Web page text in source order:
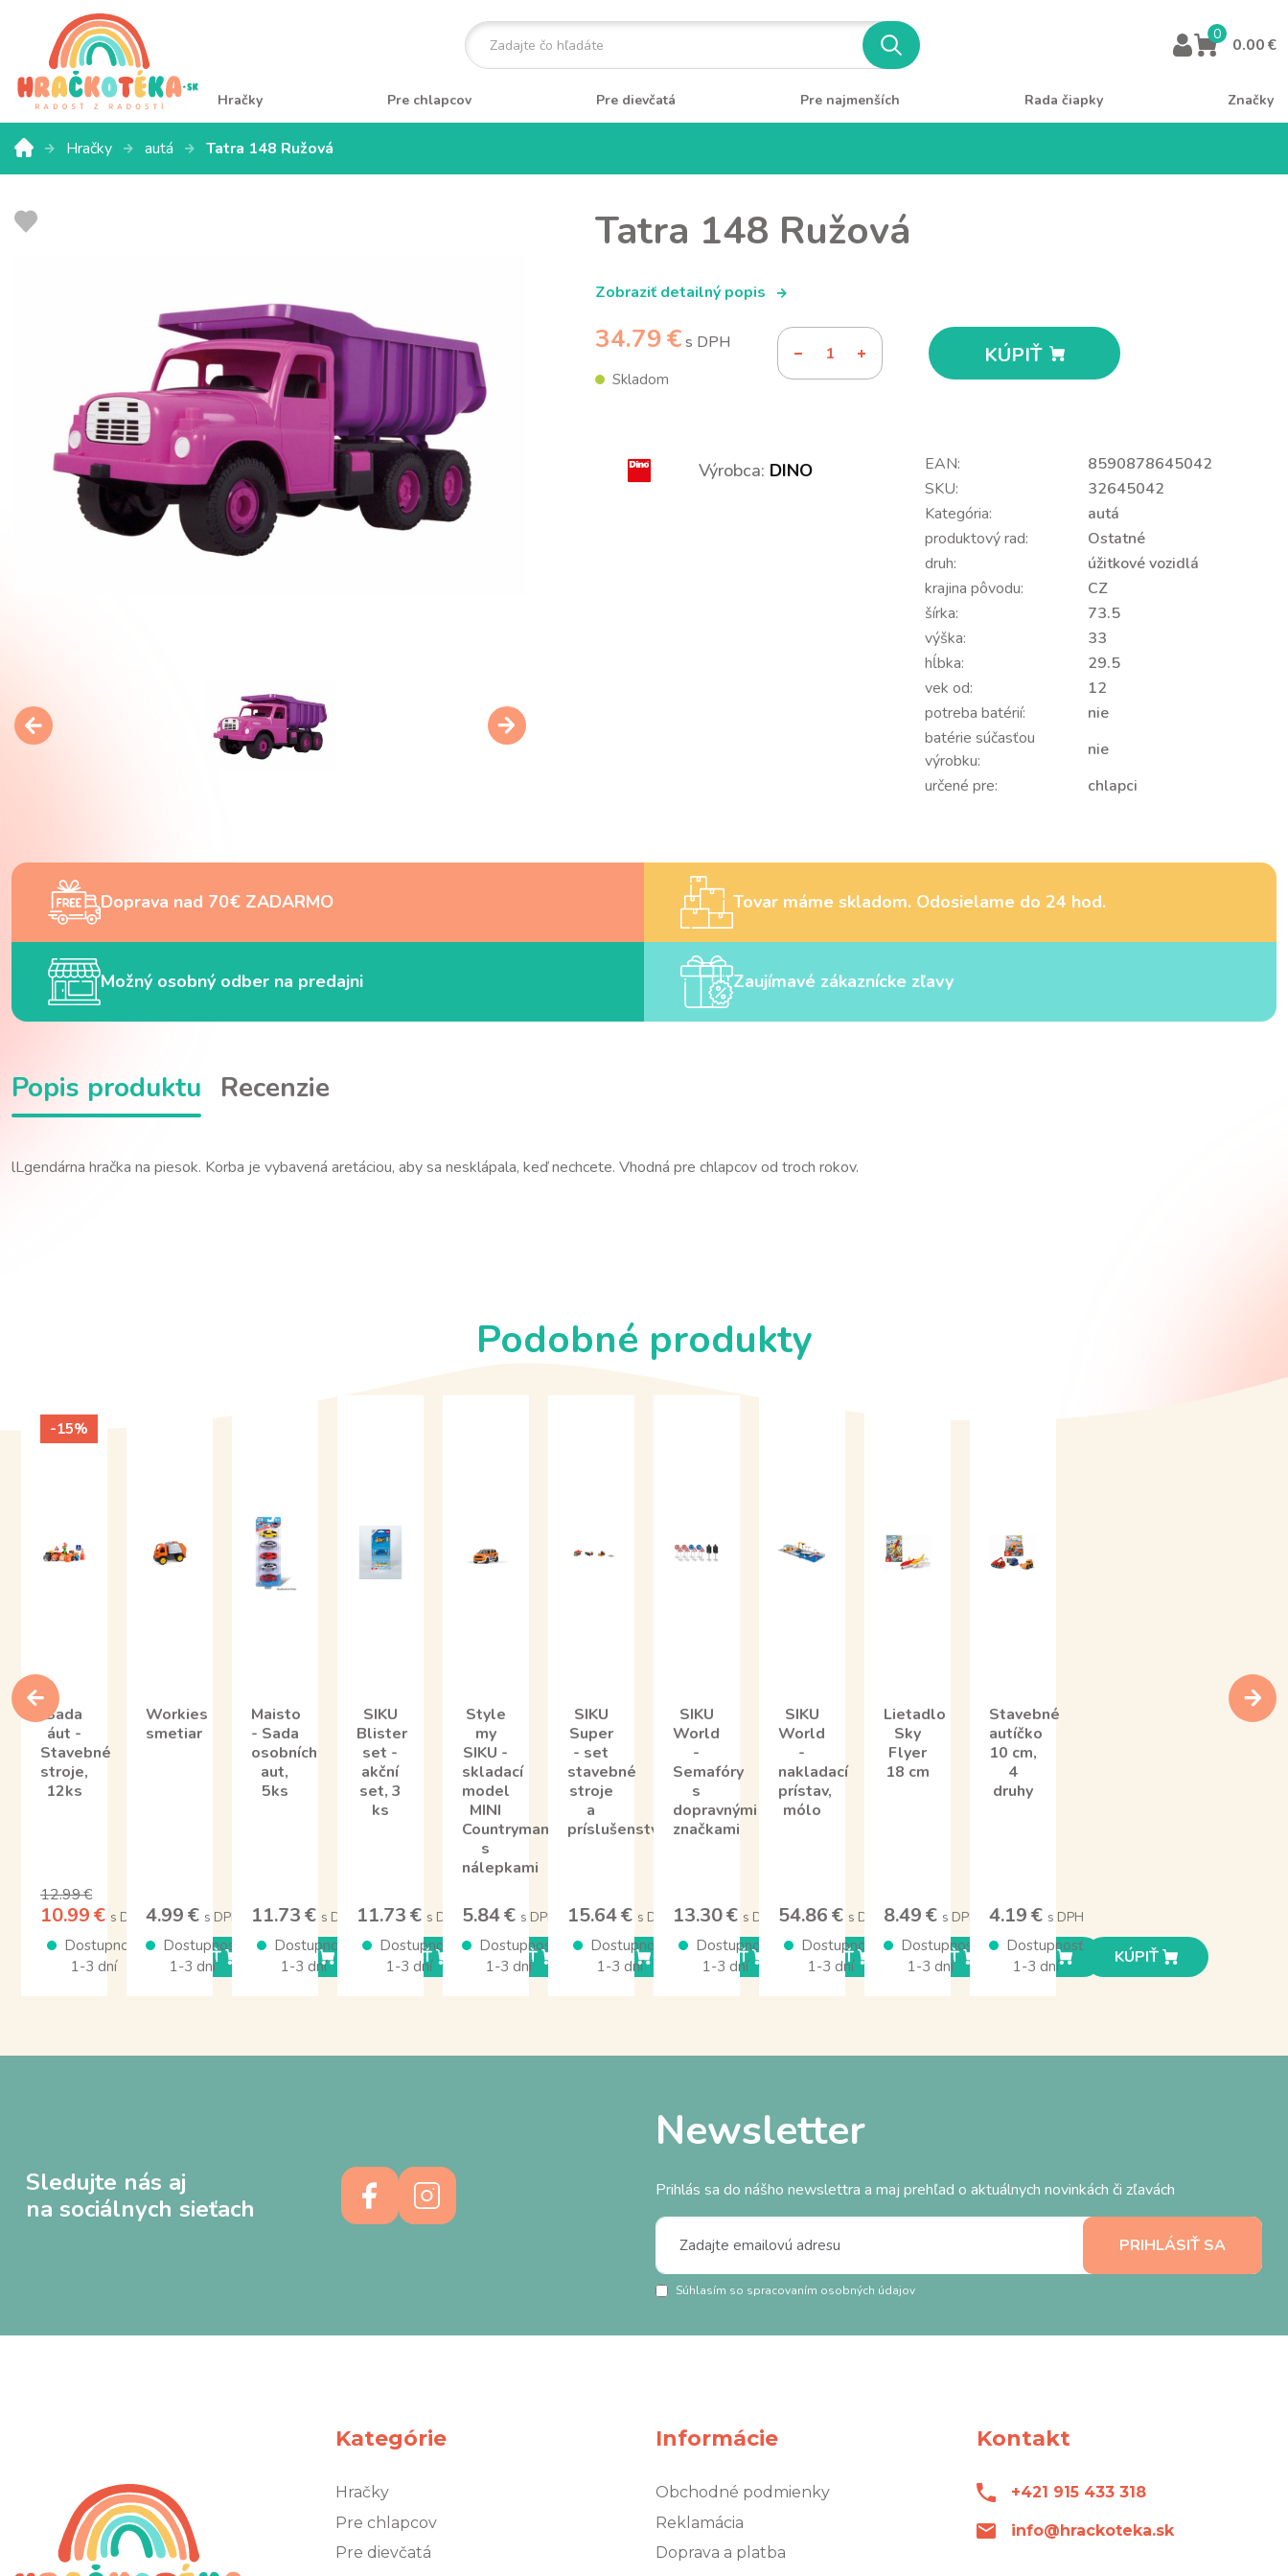
0
0.00 €
Hračky Pre chlapcov Pre dievčatá Pre najmenších Rada čiapky Značky
Hračky autá Tatra 148 Ružová
Tatra 148 Ružová
Zobraziť detailný popis
34.79 € s DPH
Skladom
KÚPIŤ
Výrobca: DINO EAN:
8590878645042
SKU:
32645042
Kategória:
autá
produktový rad:
Ostatné
druh:
úžitkové vozidlá
krajina pôvodu:
CZ
šírka:
73.5
výška:
33
hĺbka:
29.5
vek od:
12
potreba batérií:
nie
batérie súčasťou
výrobku:
nie
určené pre:
chlapci
Doprava nad 70€ ZADARMO Tovar máme skladom. Odosielame do 24 hod.
Možný osobný odber na predajni Zaujímavé zákaznícke zľavy
Popis produktu Recenzie
lLgendárna hračka na piesok. Korba je vybavená aretáciou, aby sa nesklápala, keď nechcete. Vhodná pre chlapcov od troch rokov.
Podobné produkty
-15%
Sada
áut -
Stavebné
stroje,
12ks
12.99 €
10.99 € s DPH
Dostupnosť
1-3 dní
KÚPIŤ
Workies
smetiar
4.99 € s DPH
Dostupnosť
1-3 dní
KÚPIŤ
Maisto
- Sada
osobních
aut,
5ks
11.73 € s DPH
Dostupnosť
1-3 dní
KÚPIŤ
SIKU
Blister
set -
akční
set, 3
ks
11.73 € s DPH
Dostupnosť
1-3 dní
KÚPIŤ
Style
my
SIKU -
skladací
model
MINI
Countryman
s
nálepkami
5.84 € s DPH
Dostupnosť
1-3 dní
KÚPIŤ
SIKU
Super
- set
stavebné
stroje
a
príslušenstvo
15.64 € s DPH
Dostupnosť
1-3 dní
KÚPIŤ
SIKU
World
-
Semafóry
s
dopravnými
značkami
13.30 € s DPH
Dostupnosť
1-3 dní
KÚPIŤ
SIKU
World
-
nakladací
prístav,
mólo
54.86 € s DPH
Dostupnosť
1-3 dní
KÚPIŤ
Lietadlo
Sky
Flyer
18 cm
8.49 € s DPH
Dostupnosť
1-3 dní
KÚPIŤ
Stavebné
autíčko
10 cm,
4
druhy
4.19 € s DPH
Dostupnosť
1-3 dní
KÚPIŤ
Sledujte nás aj
na sociálnych sieťach
Newsletter
Prihlás sa do nášho newslettra a maj prehľad o aktuálnych novinkách či zľavách
Súhlasím so spracovaním osobných údajov
Kategórie
Hračky
Pre chlapcov
Pre dievčatá
Informácie
Obchodné podmienky
Reklamácia
Doprava a platba
Kontakt
+421 915 433 318
info@hrackoteka.sk